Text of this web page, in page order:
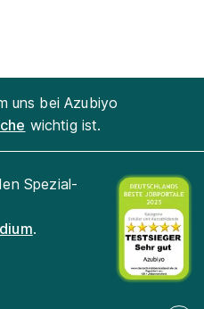
uns bei Azubiyo
wichtig ist.
Spezial-
.